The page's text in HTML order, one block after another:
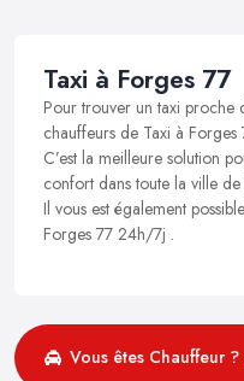
Taxi à Forges 77
Pour trouver un taxi proche
chauffeurs de Taxi à Forges
C’est la meilleure solution
confort dans toute la ville de
Il vous est également
Forges 77 24h/7j .
Vous êtes Chauffeur